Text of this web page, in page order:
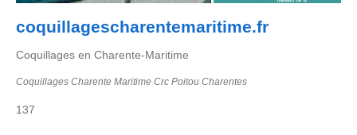
coquillagescharentemaritime.fr
Coquillages en Charente-Maritime
Coquillages Charente Maritime Crc Poitou Charentes
137